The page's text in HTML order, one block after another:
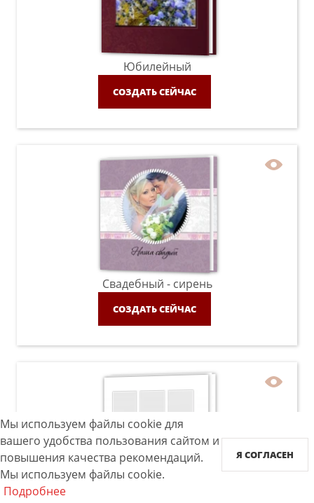
Юбилейный
СОЗДАТЬ СЕЙЧАС
Свадебный - сирень
СОЗДАТЬ СЕЙЧАС
Мы используем файлы cookie для
вашего удобства пользования сайтом и
повышения качества рекомендаций.
Мы используем файлы cookie.
Подробнее
Я СОГЛАСЕН